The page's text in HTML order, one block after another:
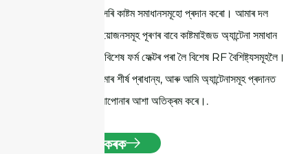
নিৰ্দিষ্ট প্ৰয়োজন অনুসৰি কাষ্টম সমাধানসমূহো প্ৰদান কৰো। আমাৰ দল
আপোনাৰ অনন্য প্ৰয়োজনসমূহ পূৰণৰ বাবে কাষ্টমাইজড অ্যান্টেনা সমাধান
বিকাশ কৰিবলৈ সাজু, বিশেষ ফৰ্ম ফেক্টৰ পৰা লৈ বিশেষ RF বৈশিষ্ট্যসমূহলৈ।
আপোনাৰ সন্তুষ্টি আমাৰ শীৰ্ষ প্ৰাধান্য, আৰু আমি অ্যান্টেনাসমূহ প্ৰদানত
প্ৰতিশ্ৰুতিবদ্ধ যি আপোনাৰ আশা অতিক্ৰম কৰে।.
উদ্ধৃতি লাভ কৰক